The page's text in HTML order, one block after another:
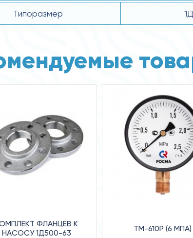
Типоразмер
ФЛАНЦЕВ К
НАСОСУ 1Д500-63
ТМ-610Р (6 MПA)